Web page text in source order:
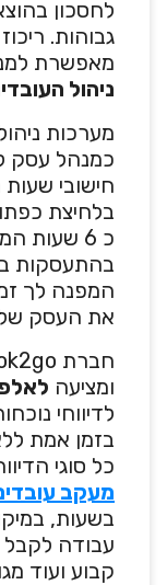
לחסכון
גבוהות.
מאפשרת
ניהול
מערכות
כמנהל עסק
חישובי
בלחיצת
כ 6
בהתעסקות
המפנה לך
את העסק
ומציעה
לדיווחי
בזמן אמת
כל סוגי
מעקב
בשעות,
עבודה לקבל
קבוע ועוד